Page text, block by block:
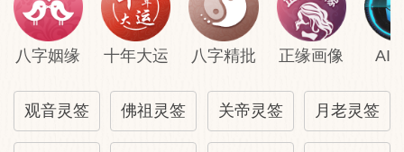
八字姻缘 十年大运 八字精批 正缘画像 AI
观音灵签 佛祖灵签 关帝灵签 月老灵签